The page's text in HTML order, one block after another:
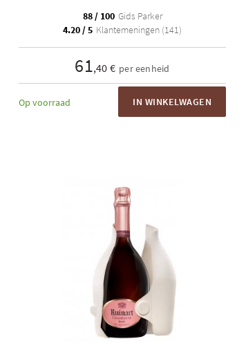
88 / 100 Gids Parker
4.20 / 5 Klantemeningen (141)
61,40 € per eenheid
Op voorraad IN WINKELWAGEN